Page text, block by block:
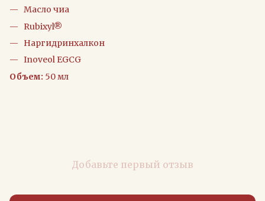
Масло чиа
Rubixyl®
Наргидринхалкон
Inoveol EGCG
Объем: 50 мл
Добавьте первый отзыв